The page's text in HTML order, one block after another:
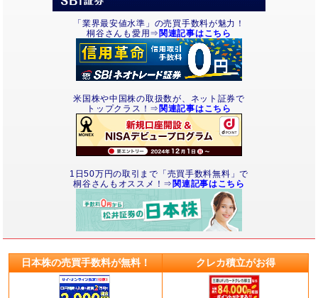
「業界最安値水準」の売買手数料が魅力！
桐谷さんも愛用⇒ 関連記事はこちら
米国株や中国株の取扱数が、ネット証券で
トップクラス！⇒ 関連記事はこちら
1日50万円の取引まで「売買手数料無料」で
桐谷さんもオススメ！⇒ 関連記事はこちら
日本株の売買手数料が無料！ クレカ積立がお得